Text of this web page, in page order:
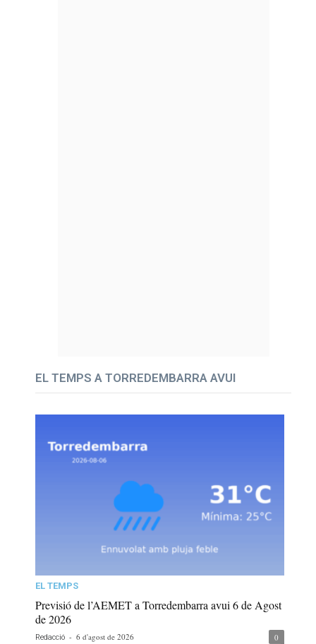
EL TEMPS A TORREDEMBARRA AVUI
EL TEMPS
Previsió de l’AEMET a Torredembarra avui 6 de Agost
de 2026
Redacció - 6 d'agost de 2026 0